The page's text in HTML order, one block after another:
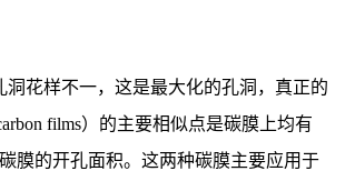
花样不一，这是最大化的孔洞，真正的
films）的主要相似点是碳膜上均有
膜的开孔面积。这两种碳膜主要应用于